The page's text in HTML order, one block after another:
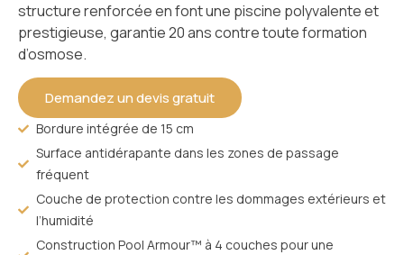
structure renforcée en font une piscine polyvalente et
prestigieuse, garantie 20 ans contre toute formation
d’osmose.
Demandez un devis gratuit
Bordure intégrée de 15 cm
Surface antidérapante dans les zones de passage
fréquent
Couche de protection contre les dommages extérieurs et
l’humidité
Construction Pool Armour™ à 4 couches pour une